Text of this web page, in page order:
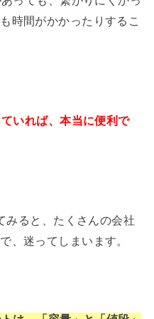
時間がかかったりするこ
いれば、本当に便利で
みると、たくさんの会社
、迷ってしまいます。